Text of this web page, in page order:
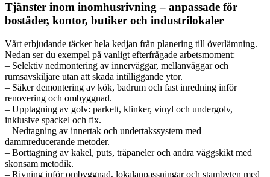
Tjänster inom inomhusrivning – anpassade för
bostäder, kontor, butiker och industrilokaler
Vårt erbjudande täcker hela kedjan från planering till överlämning.
Nedan ser du exempel på vanligt efterfrågade arbetsmoment:
– Selektiv nedmontering av innerväggar, mellanväggar och
rumsavskiljare utan att skada intilliggande ytor.
– Säker demontering av kök, badrum och fast inredning inför
renovering och ombyggnad.
– Upptagning av golv: parkett, klinker, vinyl och undergolv,
inklusive spackel och fix.
– Nedtagning av innertak och undertakssystem med
dammreducerande metoder.
– Borttagning av kakel, puts, träpaneler och andra väggskikt med
skonsam metodik.
– Rivning inför ombyggnad, lokalanpassningar och stambyten med